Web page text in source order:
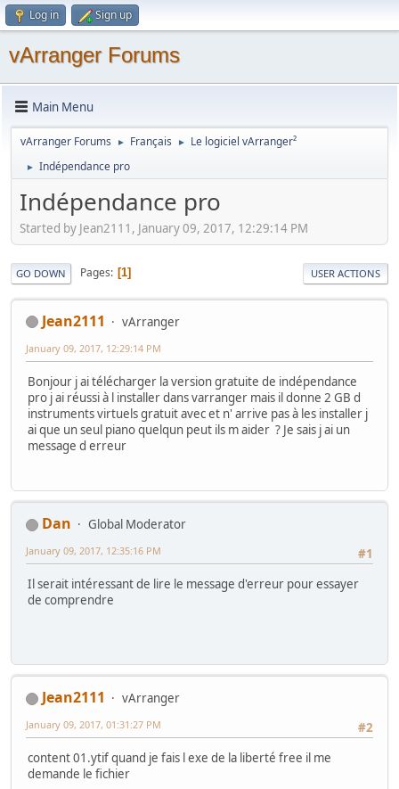
Log in Sign up
vArranger Forums
Main Menu
vArranger Forums ► Français ► Le logiciel vArranger²
► Indépendance pro
Indépendance pro
Started by Jean2111, January 09, 2017, 12:29:14 PM
GO DOWN Pages 1 USER ACTIONS
Jean2111 vArranger
January 09, 2017, 12:29:14 PM
Bonjour j ai télécharger la version gratuite de indépendance
pro j ai réussi à l installer dans varranger mais il donne 2 GB d
instruments virtuels gratuit avec et n' arrive pas à les installer j
ai que un seul piano quelqun peut ils m aider ? Je sais j ai un
message d erreur
Dan
Global Moderator
#1
January 09, 2017, 12:35:16 PM
Il serait intéressant de lire le message d'erreur pour essayer
de comprendre
Jean2111
vArranger
#2
January 09, 2017, 01:31:27 PM
content 01.ytif quand je fais l exe de la liberté free il me
demande le fichier